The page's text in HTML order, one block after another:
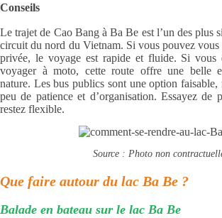
Conseils
Le trajet de Cao Bang à Ba Be est l’un des plus
circuit du nord du Vietnam. Si vous pouvez
privée, le voyage est rapide et fluide. Si vous
voyager à moto, cette route offre une belle
nature. Les bus publics sont une option faisable,
peu de patience et d’organisation. Essayez de
restez flexible.
Source : Photo non
Que faire autour du lac Ba Be ?
Balade en bateau sur le lac Ba Be